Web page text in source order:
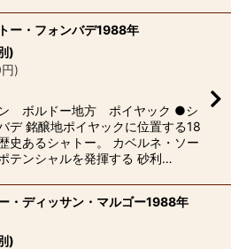
ー・フォンバデ1988年
)
円)
ン ボルドー地方 ポイヤック ●シ
デ 銘醸地ポイヤックに位置する18
史あるシャトー。 カベルネ・ソー
テンシャルを発揮する 砂利…
・ディッサン・マルゴー1988年
)